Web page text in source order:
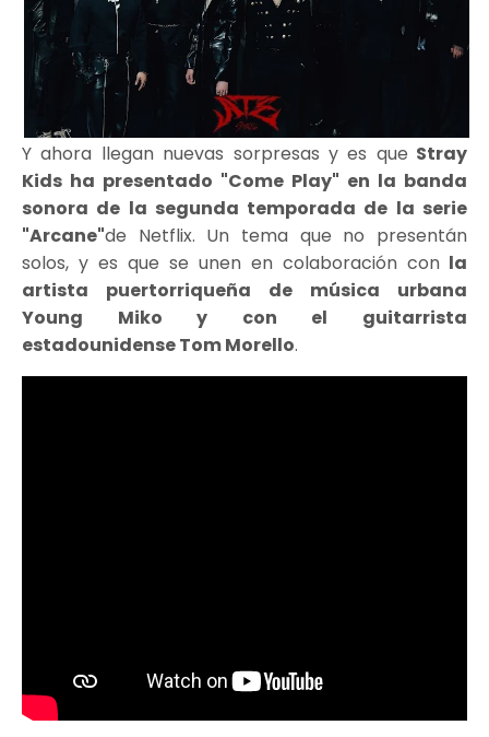
Y ahora llegan nuevas sorpresas y es que Stray
Kids ha presentado "Come Play" en la banda
sonora de la segunda temporada de la serie
"Arcane"de Netflix. Un tema que no presentán
solos, y es que se unen en colaboración con la
artista puertorriqueña de música urbana
Young Miko y con el guitarrista
estadounidense Tom Morello.